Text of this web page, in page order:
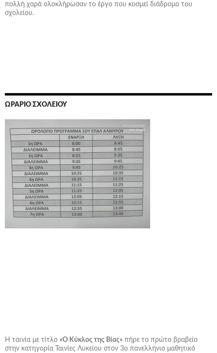
πολλή χαρά ολοκλήρωσαν το έργο που κοσμεί διάδρομο του
σχολείου.
ΩΡΆΡΙΟ ΣΧΟΛΕΊΟΥ
Η ταινία με τίτλο «Ο Κύκλος της Βίας» πήρε το πρώτο βραβείο
στην κατηγορία Ταινίες Λυκείου στον 3ο πανελλήνιο μαθητικό